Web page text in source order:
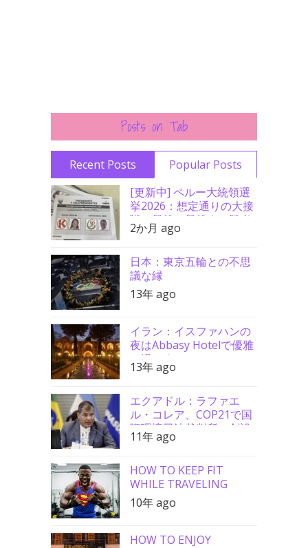
Posts on Tab
Recent Posts
Popular Posts
[更新中] ペルー大統領選
挙2026：想定通りの大接
戦、最後の最後まで勝者
分からず
2か月 ago
日本：東京五輪との不思
議な縁
13年 ago
イラン：イスファハンの
夜はAbbasy Hotelで優雅
に過ごす
13年 ago
エクアドル：ラファエ
ル・コレア、COP21で国
際環境司法裁判所の創設
を要請
11年 ago
HOW TO KEEP FIT
WHILE TRAVELING
10年 ago
HOW TO ENJOY